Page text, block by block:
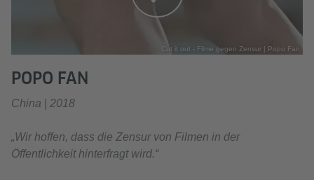
Cut it out - Filme gegen Zensur | Popo Fan
POPO FAN
China | 2018
„Wir hoffen, dass die Zensur von Filmen in der
Öffentlichkeit hinterfragt wird.“